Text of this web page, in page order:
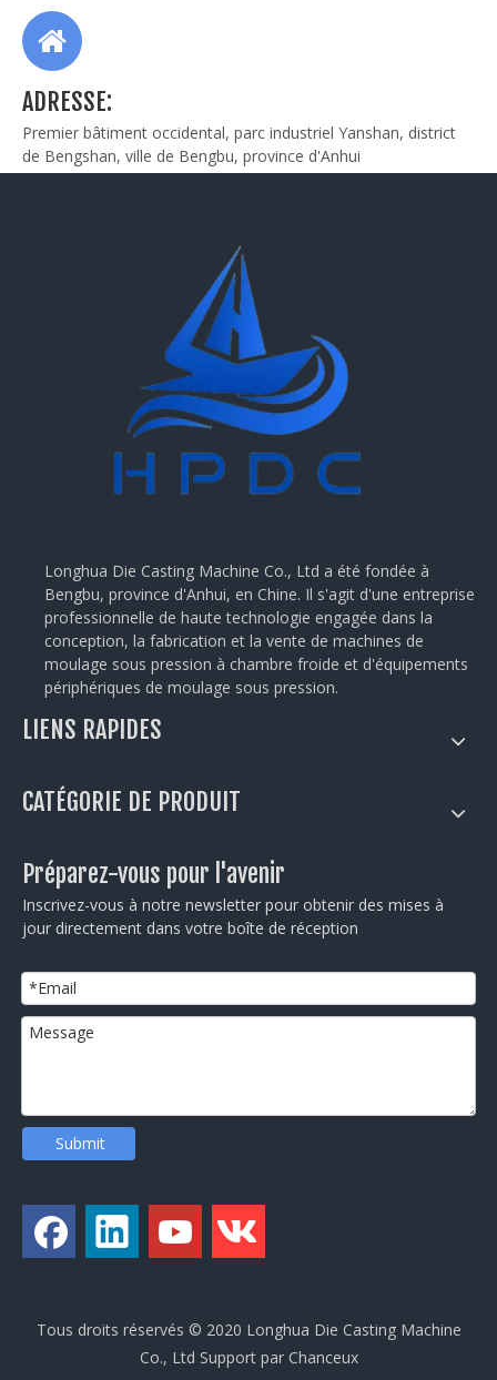
ADRESSE:
Premier bâtiment occidental, parc industriel Yanshan, district
de Bengshan, ville de Bengbu, province d'Anhui
Longhua Die Casting Machine Co., Ltd a été fondée à
Bengbu, province d'Anhui, en Chine. Il s'agit d'une entreprise
professionnelle de haute technologie engagée dans la
conception, la fabrication et la vente de machines de
moulage sous pression à chambre froide et d'équipements
périphériques de moulage sous pression.
LIENS RAPIDES
CATÉGORIE DE PRODUIT
Préparez-vous pour l'avenir
Inscrivez-vous à notre newsletter pour obtenir des mises à
jour directement dans votre boîte de réception
Submit
Tous droits réservés © 2020 Longhua Die Casting Machine
Co., Ltd Support par Chanceux